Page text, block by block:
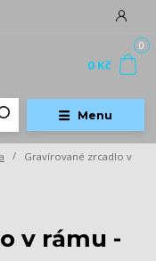
Menu
0
0 Kč
Gravírované zrcadlo v
v rámu -